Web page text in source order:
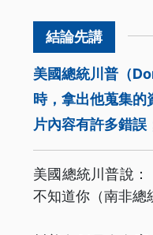
美國總統川普（
時，拿出他蒐集
片內容有許多錯誤
美國總統川普說
不知道你（南非總